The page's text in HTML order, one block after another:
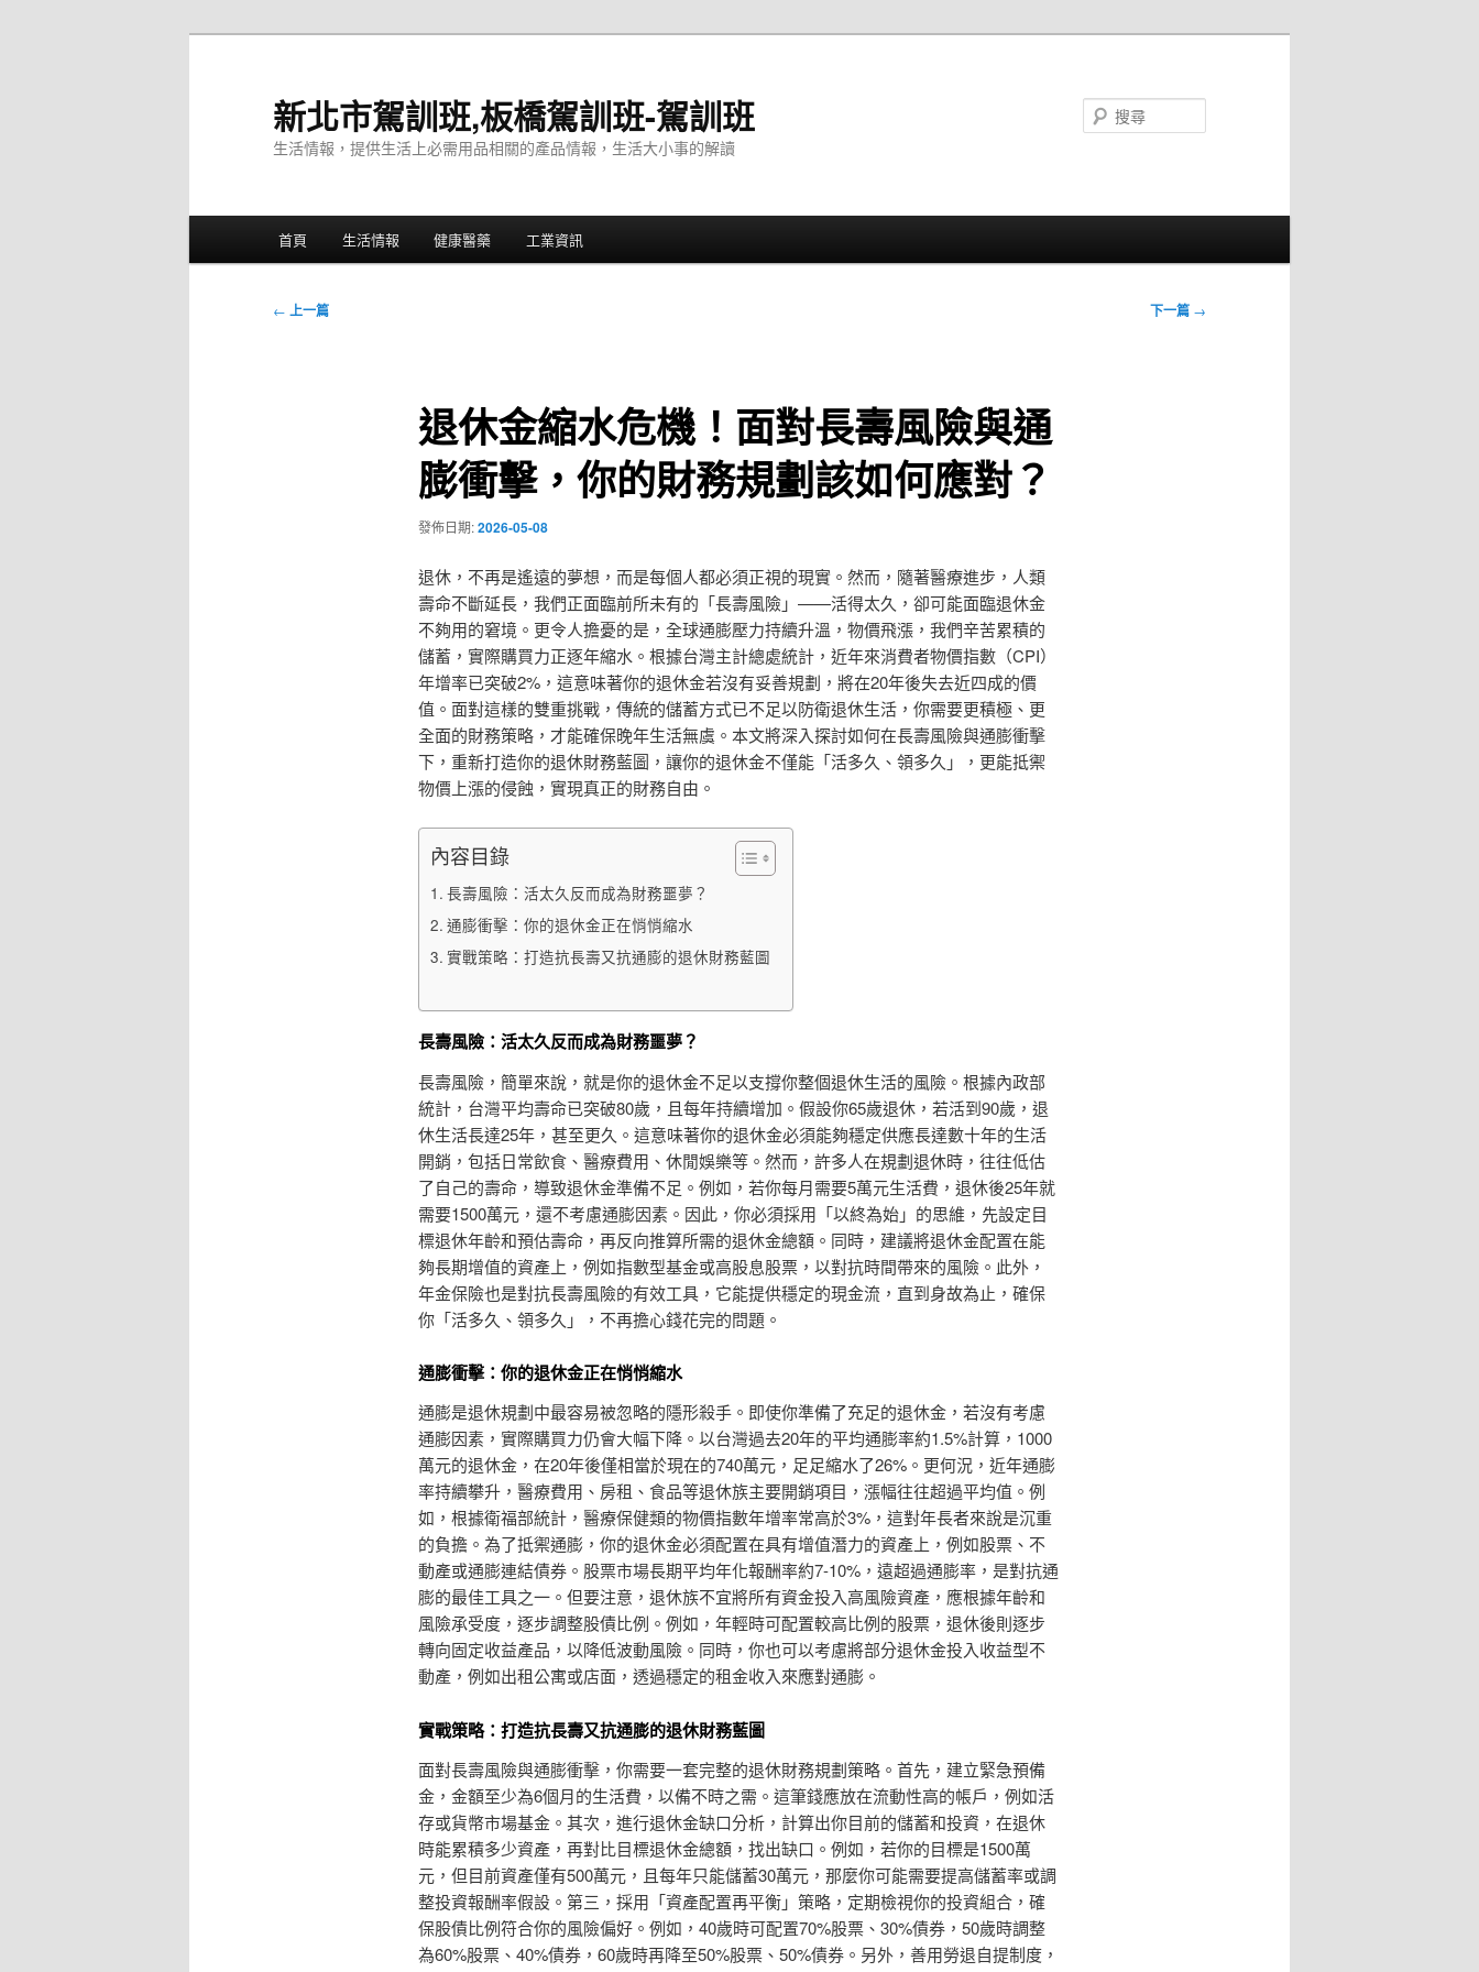
新北市駕訓班,板橋駕訓班-駕訓班
生活情報，提供生活上必需用品相關的產品情報，生活大小事的解讀
首頁 生活情報 健康醫藥 工業資訊
文
← 上一篇 下一篇 →
退休金縮水危機！面對長壽風險與通
膨衝擊，你的財務規劃該如何應對？
發佈日期:2026-05-08
退休，不再是遙遠的夢想，而是每個人都必須正視的現實。然而，隨著醫療進步，人類
壽命不斷延長，我們正面臨前所未有的「長壽風險」——活得太久，卻可能面臨退休金
不夠用的窘境。更令人擔憂的是，全球通膨壓力持續升溫，物價飛漲，我們辛苦累積的
儲蓄，實際購買力正逐年縮水。根據台灣主計總處統計，近年來消費者物價指數（CPI）
年增率已突破2%，這意味著你的退休金若沒有妥善規劃，將在20年後失去近四成的價
值。面對這樣的雙重挑戰，傳統的儲蓄方式已不足以防衛退休生活，你需要更積極、更
全面的財務策略，才能確保晚年生活無虞。本文將深入探討如何在長壽風險與通膨衝擊
下，重新打造你的退休財務藍圖，讓你的退休金不僅能「活多久、領多久」，更能抵禦
物價上漲的侵蝕，實現真正的財務自由。
內容目錄
長壽風險：活太久反而成為財務噩夢？
通膨衝擊：你的退休金正在悄悄縮水
實戰策略：打造抗長壽又抗通膨的退休財務藍圖
長壽風險：活太久反而成為財務噩夢？
長壽風險，簡單來說，就是你的退休金不足以支撐你整個退休生活的風險。根據內政部
統計，台灣平均壽命已突破80歲，且每年持續增加。假設你65歲退休，若活到90歲，退
休生活長達25年，甚至更久。這意味著你的退休金必須能夠穩定供應長達數十年的生活
開銷，包括日常飲食、醫療費用、休閒娛樂等。然而，許多人在規劃退休時，往往低估
了自己的壽命，導致退休金準備不足。例如，若你每月需要5萬元生活費，退休後25年就
需要1500萬元，還不考慮通膨因素。因此，你必須採用「以終為始」的思維，先設定目
標退休年齡和預估壽命，再反向推算所需的退休金總額。同時，建議將退休金配置在能
夠長期增值的資產上，例如指數型基金或高股息股票，以對抗時間帶來的風險。此外，
年金保險也是對抗長壽風險的有效工具，它能提供穩定的現金流，直到身故為止，確保
你「活多久、領多久」，不再擔心錢花完的問題。
通膨衝擊：你的退休金正在悄悄縮水
通膨是退休規劃中最容易被忽略的隱形殺手。即使你準備了充足的退休金，若沒有考慮
通膨因素，實際購買力仍會大幅下降。以台灣過去20年的平均通膨率約1.5%計算，1000
萬元的退休金，在20年後僅相當於現在的740萬元，足足縮水了26%。更何況，近年通膨
率持續攀升，醫療費用、房租、食品等退休族主要開銷項目，漲幅往往超過平均值。例
如，根據衛福部統計，醫療保健類的物價指數年增率常高於3%，這對年長者來說是沉重
的負擔。為了抵禦通膨，你的退休金必須配置在具有增值潛力的資產上，例如股票、不
動產或通膨連結債券。股票市場長期平均年化報酬率約7-10%，遠超過通膨率，是對抗通
膨的最佳工具之一。但要注意，退休族不宜將所有資金投入高風險資產，應根據年齡和
風險承受度，逐步調整股債比例。例如，年輕時可配置較高比例的股票，退休後則逐步
轉向固定收益產品，以降低波動風險。同時，你也可以考慮將部分退休金投入收益型不
動產，例如出租公寓或店面，透過穩定的租金收入來應對通膨。
實戰策略：打造抗長壽又抗通膨的退休財務藍圖
面對長壽風險與通膨衝擊，你需要一套完整的退休財務規劃策略。首先，建立緊急預備
金，金額至少為6個月的生活費，以備不時之需。這筆錢應放在流動性高的帳戶，例如活
存或貨幣市場基金。其次，進行退休金缺口分析，計算出你目前的儲蓄和投資，在退休
時能累積多少資產，再對比目標退休金總額，找出缺口。例如，若你的目標是1500萬
元，但目前資產僅有500萬元，且每年只能儲蓄30萬元，那麼你可能需要提高儲蓄率或調
整投資報酬率假設。第三，採用「資產配置再平衡」策略，定期檢視你的投資組合，確
保股債比例符合你的風險偏好。例如，40歲時可配置70%股票、30%債券，50歲時調整
為60%股票、40%債券，60歲時再降至50%股票、50%債券。另外，善用勞退自提制度，